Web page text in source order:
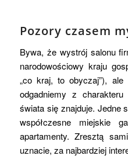
Pozory czasem
Bywa, że wystrój salonu
narodowościowy kraju
„co kraj, to obyczaj”),
odgadniemy z
świata się znajduje. Jedne
współczesne miejskie
apartamenty. Zresztą
uznacie, za najbardziej